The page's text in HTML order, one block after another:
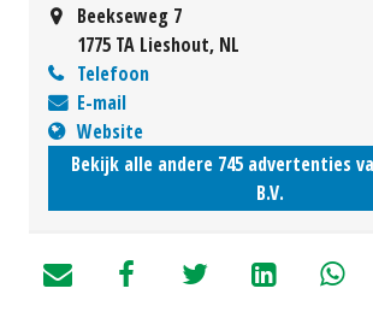
Beekseweg 7
1775 TA Lieshout, NL
Telefoon
E-mail
Website
Bekijk alle andere 745 advertenties
B.V.